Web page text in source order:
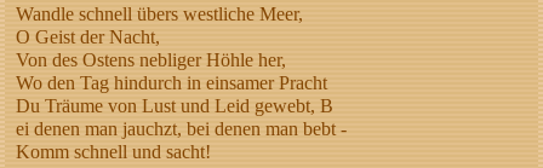
Wandle schnell übers westliche Meer,
O Geist der Nacht,
Von des Ostens nebliger Höhle her,
Wo den Tag hindurch in einsamer Pracht
Du Träume von Lust und Leid gewebt, B
ei denen man jauchzt, bei denen man bebt -
Komm schnell und sacht!